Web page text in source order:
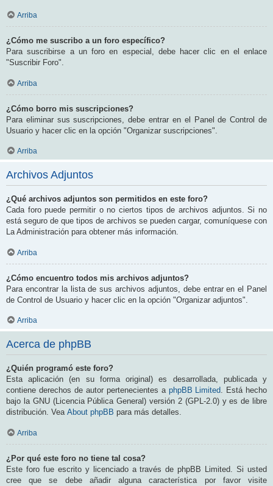
Arriba
¿Cómo me suscribo a un foro específico?
Para suscribirse a un foro en especial, debe hacer clic en el enlace
"Suscribir Foro".
Arriba
¿Cómo borro mis suscripciones?
Para eliminar sus suscripciones, debe entrar en el Panel de Control de
Usuario y hacer clic en la opción "Organizar suscripciones".
Arriba
Archivos Adjuntos
¿Qué archivos adjuntos son permitidos en este foro?
Cada foro puede permitir o no ciertos tipos de archivos adjuntos. Si no
está seguro de que tipos de archivos se pueden cargar, comuníquese con
La Administración para obtener más información.
Arriba
¿Cómo encuentro todos mis archivos adjuntos?
Para encontrar la lista de sus archivos adjuntos, debe entrar en el Panel
de Control de Usuario y hacer clic en la opción "Organizar adjuntos".
Arriba
Acerca de phpBB
¿Quién programó este foro?
Esta aplicación (en su forma original) es desarrollada, publicada y
contiene derechos de autor pertenecientes a phpBB Limited. Está hecho
bajo la GNU (Licencia Pública General) versión 2 (GPL-2.0) y es de libre
distribución. Vea About phpBB para más detalles.
Arriba
¿Por qué este foro no tiene tal cosa?
Este foro fue escrito y licenciado a través de phpBB Limited. Si usted
cree que se debe añadir alguna característica por favor visite